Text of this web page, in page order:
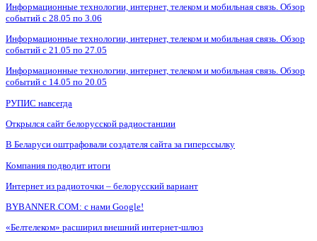
Информационные технологии, интернет, телеком и мобильная связь. Обзор
событий с 28.05 по 3.06
Информационные технологии, интернет, телеком и мобильная связь. Обзор
событий с 21.05 по 27.05
Информационные технологии, интернет, телеком и мобильная связь. Обзор
событий с 14.05 по 20.05
РУПИС навсегда
Открылся сайт белорусской радиостанции
В Беларуси оштрафовали создателя сайта за гиперссылку
Компания подводит итоги
Интернет из радиоточки – белорусский вариант
BYBANNER.COM: c нами Google!
«Белтелеком» расширил внешний интернет-шлюз